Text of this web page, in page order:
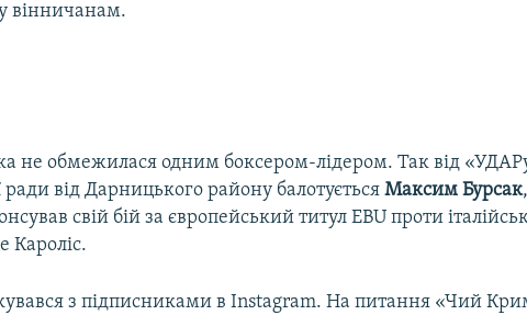
вінничанам.
не обмежилася одним боксером-лідером. Так від
ради від Дарницького району балотуєтьсяМаксим Бурсак,
свій бій за європейський титул EBU проти
Кароліс.
з підписниками в Instagram. На питання «Чий